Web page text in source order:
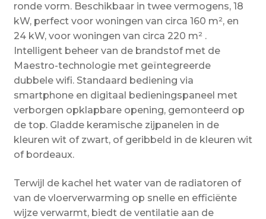
ronde vorm. Beschikbaar in twee vermogens, 18
kW, perfect voor woningen van circa 160 m², en
24 kW, voor woningen van circa 220 m² .
Intelligent beheer van de brandstof met de
Maestro-technologie met geïntegreerde
dubbele wifi. Standaard bediening via
smartphone en digitaal bedieningspaneel met
verborgen opklapbare opening, gemonteerd op
de top. Gladde keramische zijpanelen in de
kleuren wit of zwart, of geribbeld in de kleuren wit
of bordeaux.
Terwijl de kachel het water van de radiatoren of
van de vloerverwarming op snelle en efficiënte
wijze verwarmt, biedt de ventilatie aan de